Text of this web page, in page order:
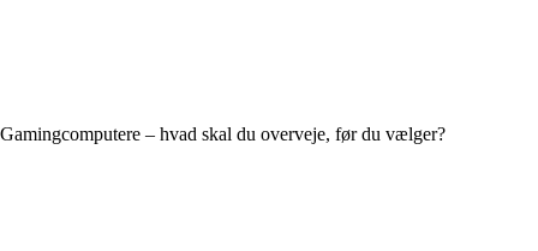
Gamingcomputere – hvad skal du overveje, før du vælger?